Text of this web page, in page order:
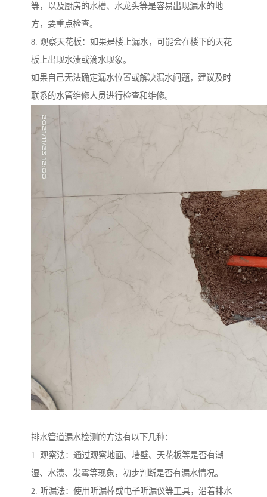
等，以及厨房的水槽、水龙头等是容易出现漏水的地
方，要重点检查。
8. 观察天花板：如果是楼上漏水，可能会在楼下的天花
板上出现水渍或滴水现象。
如果自己无法确定漏水位置或解决漏水问题，建议及时
联系的水管维修人员进行检查和维修。
排水管道漏水检测的方法有以下几种：
1. 观察法：通过观察地面、墙壁、天花板等是否有潮
湿、水渍、发霉等现象，初步判断是否有漏水情况。
2. 听漏法：使用听漏棒或电子听漏仪等工具，沿着排水